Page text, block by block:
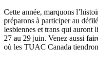
Cette année, marquons
préparons à participer au
lesbiennes et trans qui auront
27 au 29 juin. Venez aussi
où les TUAC Canada